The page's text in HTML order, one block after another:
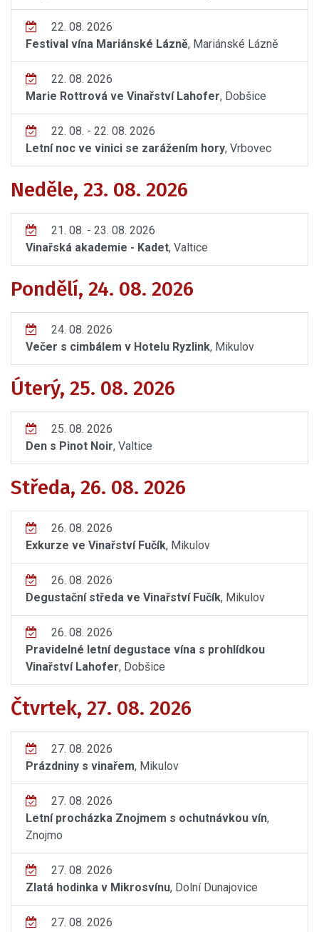
22. 08. 2026
Festival vína Mariánské Lázně, Mariánské Lázně
22. 08. 2026
Marie Rottrová ve Vinařství Lahofer, Dobšice
22. 08. - 22. 08. 2026
Letní noc ve vinici se zarážením hory, Vrbovec
Neděle, 23. 08. 2026
21. 08. - 23. 08. 2026
Vinařská akademie - Kadet, Valtice
Pondělí, 24. 08. 2026
24. 08. 2026
Večer s cimbálem v Hotelu Ryzlink, Mikulov
Úterý, 25. 08. 2026
25. 08. 2026
Den s Pinot Noir, Valtice
Středa, 26. 08. 2026
26. 08. 2026
Exkurze ve Vinařství Fučík, Mikulov
26. 08. 2026
Degustační středa ve Vinařství Fučík, Mikulov
26. 08. 2026
Pravidelné letní degustace vína s prohlídkou
Vinařství Lahofer, Dobšice
Čtvrtek, 27. 08. 2026
27. 08. 2026
Prázdniny s vinařem, Mikulov
27. 08. 2026
Letní procházka Znojmem s ochutnávkou vín,
Znojmo
27. 08. 2026
Zlatá hodinka v Mikrosvínu, Dolní Dunajovice
27. 08. 2026